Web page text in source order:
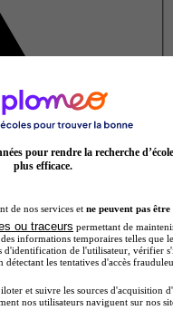
pour rendre la recherche
plus efficace.
de nos services et ne peuvent pas être
ou traceurs permettant de
informations temporaires telles que
d'identification de l'utilisateur, vérifier
les tentatives d'accès
et suivre les sources d'acquisition
nos utilisateurs naviguent sur nos